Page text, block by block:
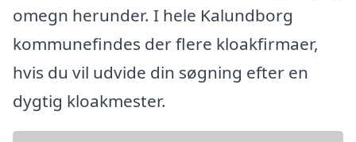
omegn herunder. I hele Kalundborg
kommunefindes der flere kloakfirmaer,
hvis du vil udvide din søgning efter en
dygtig kloakmester.